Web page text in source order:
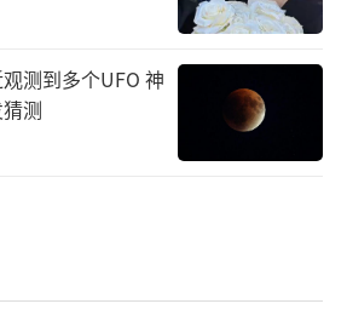
测到多个UFO 神
测